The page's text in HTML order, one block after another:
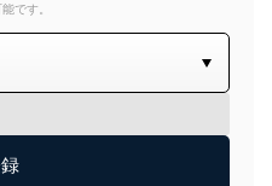
です。